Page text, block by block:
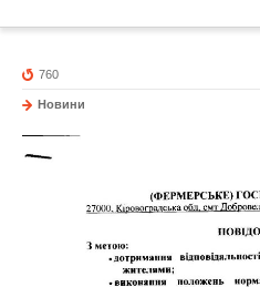
760
Новини